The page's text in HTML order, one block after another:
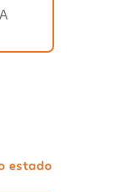
estado